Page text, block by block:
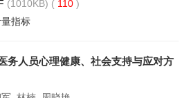
(1010KB) ( 110 )
指标
务人员心理健康、社会支持与应对方